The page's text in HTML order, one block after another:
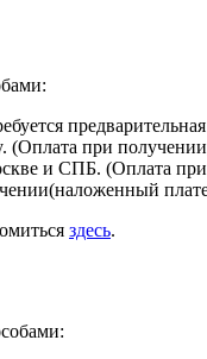
(Оплата при
и СПБ. (Оплата
здесь.